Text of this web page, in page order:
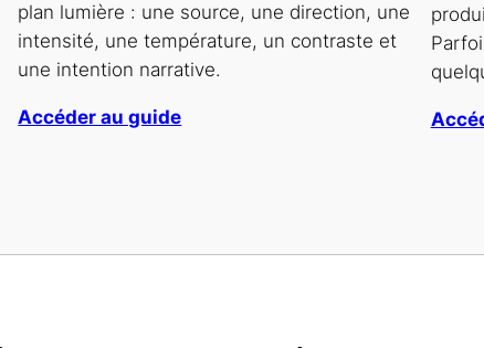
plan lumière : une source, une direction, une
intensité, une température, un contraste et
une intention narrative.
Accéder au guide